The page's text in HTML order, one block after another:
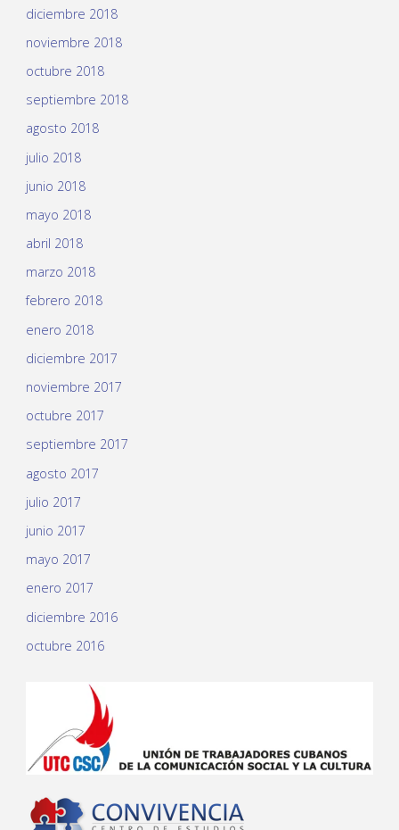
diciembre 2018
noviembre 2018
octubre 2018
septiembre 2018
agosto 2018
julio 2018
junio 2018
mayo 2018
abril 2018
marzo 2018
febrero 2018
enero 2018
diciembre 2017
noviembre 2017
octubre 2017
septiembre 2017
agosto 2017
julio 2017
junio 2017
mayo 2017
enero 2017
diciembre 2016
octubre 2016